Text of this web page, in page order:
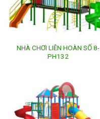
NHÀ CHƠI LIÊN HOÀN SỐ 8-
PH132